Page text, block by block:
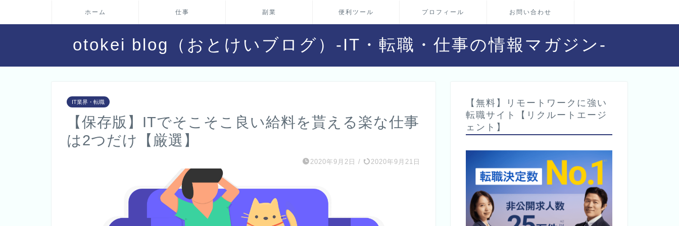
ホーム 仕事 副業 便利ツール プロフィール お問い合わせ
otokei blog（おとけいブログ）-IT・転職・仕事の情報マガジン-
IT業界・転職
【保存版】ITでそこそこ良い給料を貰える楽な仕事
は2つだけ【厳選】
2020年9月2日 / 2020年9月21日
【無料】リモートワークに強い
転職サイト【リクルートエージ
ェント】